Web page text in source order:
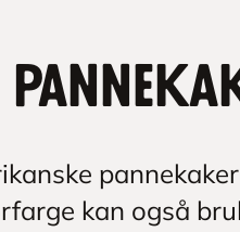
kan også